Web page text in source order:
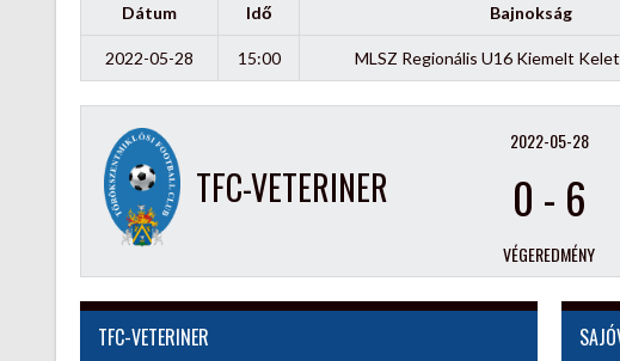
Dátum Idő Bajnokság
2022-05-28 15:00 MLSZ Regionális U16 Kiemelt
TFC-VETERINER
2022-05-28
0 - 6
VÉGEREDMÉNY
TFC-VETERINER